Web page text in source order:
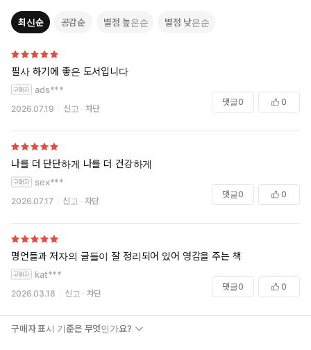
최신순 공감순 별점 높은순 별점 낮은순
필사 하기에 좋은 도서입니다
ads***
2026.07.19 신고 차단
댓글0 0
나를 더 단단하게 나를 더 건강하게
sex***
2026.07.17 신고 차단
댓글0 0
명언들과 저자의 글들이 잘 정리되어 있어 영감을 주는 책
kat***
2026.03.18 신고 차단
댓글0 0
구매자 표시 기준은 무엇인가요?